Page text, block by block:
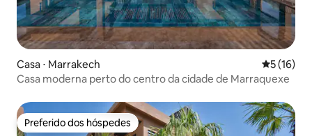
Casa ⋅ Marrakech 5 de uma
5 (16)
Casa moderna perto do centro da cidade de Marraquexe
Preferido dos hóspedes
Preferido dos hóspedes